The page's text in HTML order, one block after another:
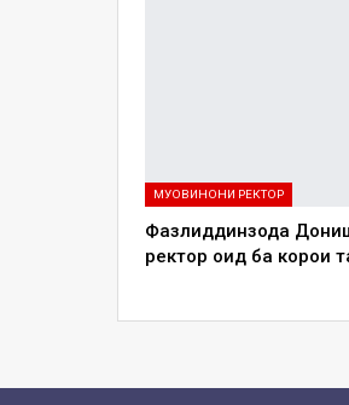
МУОВИНОНИ РЕКТОР
Фазлиддинзода
ректор оид ба корҳои